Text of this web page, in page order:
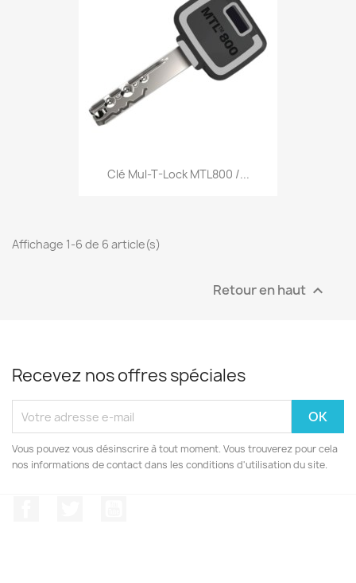
Clé Mul-T-Lock MTL800 /...
Affichage 1-6 de 6 article(s)
Retour en haut 
Recevez nos offres spéciales
Vous pouvez vous désinscrire à tout moment. Vous trouverez pour cela
nos informations de contact dans les conditions d'utilisation du site.